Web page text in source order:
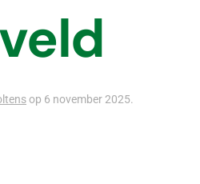
op 6 november 2025.